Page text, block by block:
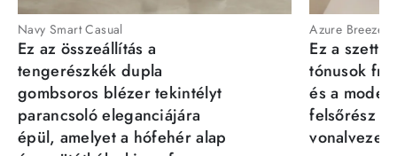
Navy Smart Casual
Ez az összeállítás a
tengerészkék dupla
gombsoros blézer tekintélyt
parancsoló eleganciájára
épül, amelyet a hófehér alap
Azure Breeze
Ez a szett
tónusok
és a
felsőrész